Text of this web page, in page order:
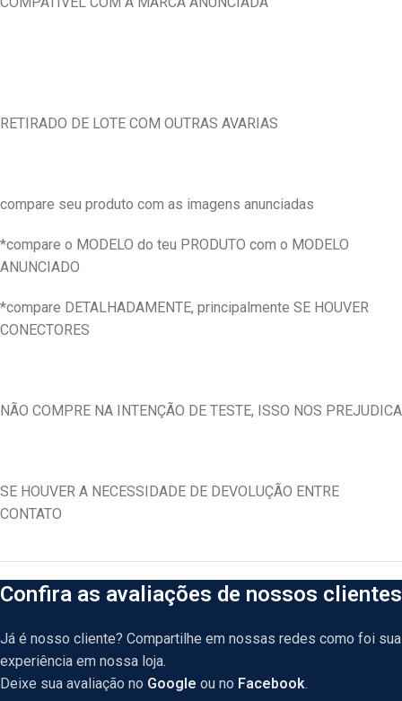
RETIRADO DE LOTE COM OUTRAS AVARIAS
compare seu produto com as imagens anunciadas
*compare o MODELO do teu PRODUTO com o MODELO
ANUNCIADO
*compare DETALHADAMENTE, principalmente SE HOUVER
CONECTORES
NÃO COMPRE NA INTENÇÃO DE TESTE, ISSO NOS PREJUDICA
SE HOUVER A NECESSIDADE DE DEVOLUÇÃO ENTRE
CONTATO
Confira as avaliações de nossos clientes
Já é nosso cliente? Compartilhe em nossas redes como foi sua
experiência em nossa loja.
Deixe sua avaliação no Google ou no Facebook.